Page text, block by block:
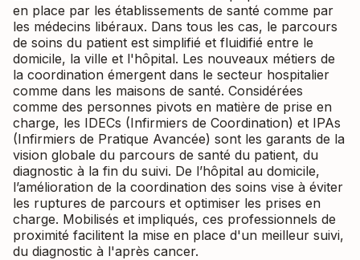
en place par les établissements de santé comme par
les médecins libéraux. Dans tous les cas, le parcours
de soins du patient est simplifié et fluidifié entre le
domicile, la ville et l'hôpital. Les nouveaux métiers de
la coordination émergent dans le secteur hospitalier
comme dans les maisons de santé. Considérées
comme des personnes pivots en matière de prise en
charge, les IDECs (Infirmiers de Coordination) et IPAs
(Infirmiers de Pratique Avancée) sont les garants de la
vision globale du parcours de santé du patient, du
diagnostic à la fin du suivi. De l’hôpital au domicile,
l’amélioration de la coordination des soins vise à éviter
les ruptures de parcours et optimiser les prises en
charge. Mobilisés et impliqués, ces professionnels de
proximité facilitent la mise en place d'un meilleur suivi,
du diagnostic à l'après cancer.